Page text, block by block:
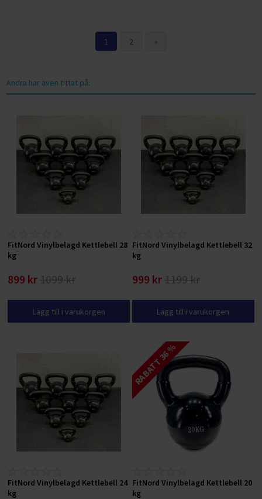
1 2 »
Andra har även tittat på:
FitNord Vinylbelagd Kettlebell 28
kg
899 kr 1099 kr
Lägg till i varukorgen
FitNord Vinylbelagd Kettlebell 32
kg
999 kr1199 kr
Lägg till i varukorgen
FitNord Vinylbelagd Kettlebell 24
kg
RABATT 36 %
FitNord Vinylbelagd Kettlebell 20
kg